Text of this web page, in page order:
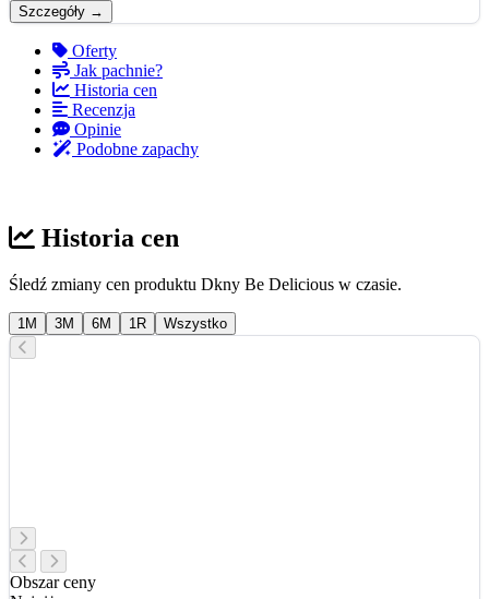
Szczegóły →
Oferty
Jak pachnie?
Historia cen
Recenzja
Opinie
Podobne zapachy
Historia cen
Śledź zmiany cen produktu Dkny Be Delicious w czasie.
1M 3M 6M 1R Wszystko
Obszar ceny